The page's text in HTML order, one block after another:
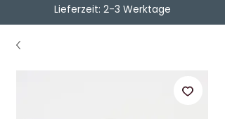
Lieferzeit: 2-3 Werktage